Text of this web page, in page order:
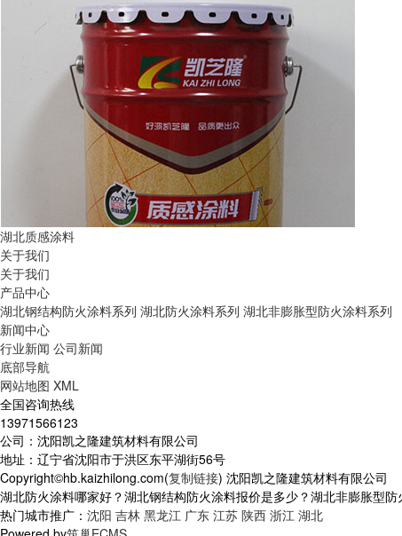
湖北质感涂料
关于我们
关于我们
产品中心
湖北钢结构防火涂料系列 湖北防火涂料系列 湖北非膨胀型防火涂料系列
新闻中心
行业新闻 公司新闻
底部导航
网站地图 XML
全国咨询热线
13971566123
公司：沈阳凯之隆建筑材料有限公司
地址：辽宁省沈阳市于洪区东平湖街56号
Copyright©hb.kaizhilong.com(复制链接) 沈阳凯之隆建筑材料有限公司
湖北防火涂料哪家好？湖北钢结构防火涂料报价是多少？湖北非膨胀型
热门城市推广： 沈阳 吉林 黑龙江 广东 江苏 陕西 浙江 湖北